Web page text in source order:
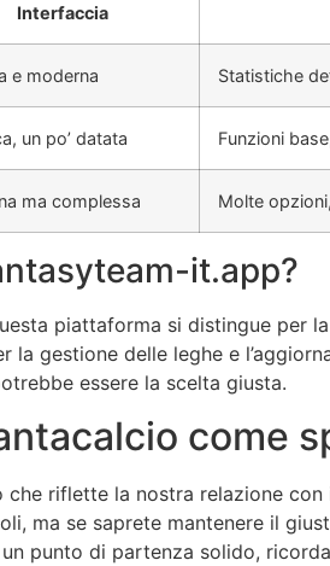
Interfaccia
e moderna Statistiche
un po’ datata Funzioni
ma complessa Molte
it.app?
piattaforma si distingue per
la gestione delle leghe e
essere la scelta giusta.
come
riflette la nostra relazione
ma se saprete mantenere il
punto di partenza solido,